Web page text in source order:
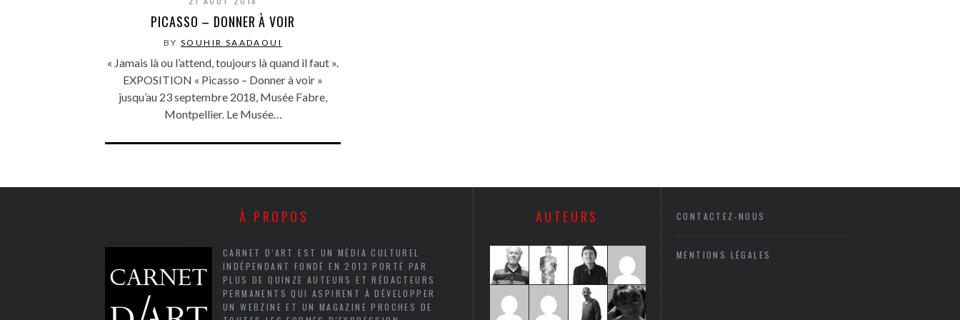
PICASSO – DONNER À VOIR
BYSOUHIR SAADAOUI
« Jamais là ou l’attend, toujours là quand il faut ».
EXPOSITION « Picasso – Donner à voir »
jusqu’au 23 septembre 2018, Musée Fabre,
Montpellier. Le Musée…
À PROPOS
CARNET D’ART EST UN MÉDIA CULTUREL
INDÉPENDANT FONDÉ EN 2013 PORTÉ PAR
PLUS DE QUINZE AUTEURS ET RÉDACTEURS
PERMANENTS QUI ASPIRENT À DÉVELOPPER
UN WEBZINE ET UN MAGAZINE PROCHES DE
AUTEURS CONTACTEZ-NOUS
MENTIONS LÉGALES